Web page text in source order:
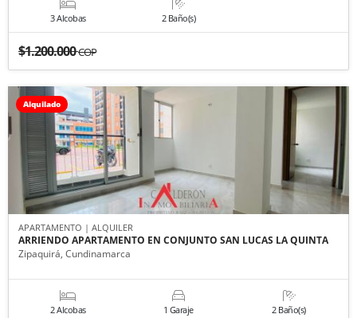
3 Alcobas 2 Baño(s)
$1.200.000COP
Alquilado
APARTAMENTO | ALQUILER
ARRIENDO APARTAMENTO EN CONJUNTO SAN LUCAS LA QUINTA
Zipaquirá, Cundinamarca
2 Alcobas 1 Garaje 2 Baño(s)